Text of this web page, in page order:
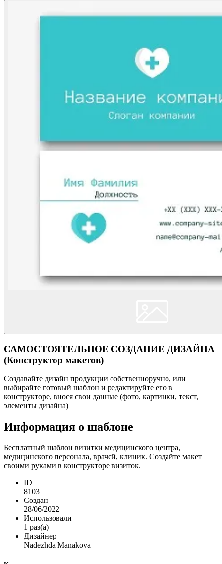
САМОСТОЯТЕЛЬНОЕ СОЗДАНИЕ ДИЗАЙНА
(Конструктор макетов)
Создавайте дизайн продукции собственноручно, или
выбирайте готовый шаблон и редактируйте его в
конструкторе, внося свои данные (фото, картинки, текст,
элементы дизайна)
Информация о шаблоне
Бесплатный шаблон визитки медицинского центра,
медицинского персонала, врачей, клиник. Создайте макет
своими руками в конструкторе визиток.
ID
8103
Создан
28/06/2022
Использовали
1 раз(а)
Дизайнер
Nadezhda Manakova